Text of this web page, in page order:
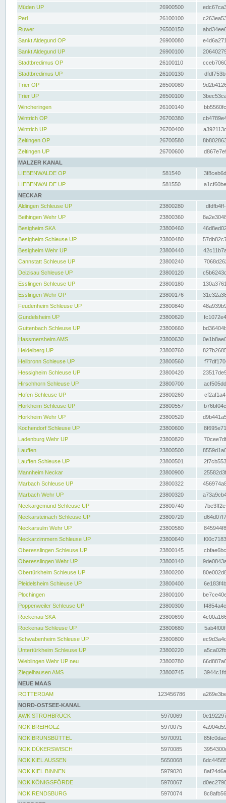
Müden UP
26900500
Perl
26100100
Ruwer
26500150
Sankt Aldegund OP
26900080
Sankt Aldegund UP
26900100
Stadtbredimus OP
26100110
Stadtbredimus UP
26100130
Trier OP
26500080
Trier UP
26500100
Wincheringen
26100140
Wintrich OP
26700380
Wintrich UP
26700400
Zeltingen OP
26700580
Zeltingen UP
26700600
MALZER KANAL
LIEBENWALDE OP
581540
LIEBENWALDE UP
581550
NECKAR
Aldingen Schleuse UP
23800280
Beihingen Wehr UP
23800360
Besigheim SKA
23800460
Besigheim Schleuse UP
23800480
Besigheim Wehr UP
23800440
Cannstatt Schleuse UP
23800240
Deizisau Schleuse UP
23800120
Esslingen Schleuse UP
23800180
Esslingen Wehr OP
23800176
Feudenheim Schleuse UP
23800840
Gundelsheim UP
23800620
Guttenbach Schleuse UP
23800660
Hassmersheim AMS
23800630
Heidelberg UP
23800760
Heilbronn Schleuse UP
23800560
Hessigheim Schleuse UP
23800420
Hirschhorn Schleuse UP
23800700
Hofen Schleuse UP
23800260
Horkheim Schleuse UP
23800557
Horkheim Wehr UP
23800520
Kochendorf Schleuse UP
23800600
Ladenburg Wehr UP
23800820
Lauffen
23800500
Lauffen Schleuse UP
23800501
Mannheim Neckar
23800900
Marbach Schleuse UP
23800322
Marbach Wehr UP
23800320
Neckargemünd Schleuse UP
23800740
Neckarsteinach Schleuse UP
23800720
Neckarsulm Wehr UP
23800580
Neckarzimmern Schleuse UP
23800640
Oberesslingen Schleuse UP
23800145
Oberesslingen Wehr UP
23800140
Obertürkheim Schleuse UP
23800200
Pleidelsheim Schleuse UP
23800400
Plochingen
23800100
Poppenweiler Schleuse UP
23800300
Rockenau SKA
23800690
Rockenau Schleuse UP
23800680
Schwabenheim Schleuse UP
23800800
Untertürkheim Schleuse UP
23800220
Wieblingen Wehr UP neu
23800780
Ziegelhausen AMS
23800745
NEUE MAAS
ROTTERDAM
123456786
NORD-OSTSEE-KANAL
AWK STROHBRÜCK
5970069
NOK BREIHOLZ
5970075
NOK BRUNSBÜTTEL
5970091
NOK DÜKERSWISCH
5970085
NOK KIEL AUSSEN
5650068
NOK KIEL BINNEN
5979020
NOK KÖNIGSFÖRDE
5970067
NOK RENDSBURG
5970074